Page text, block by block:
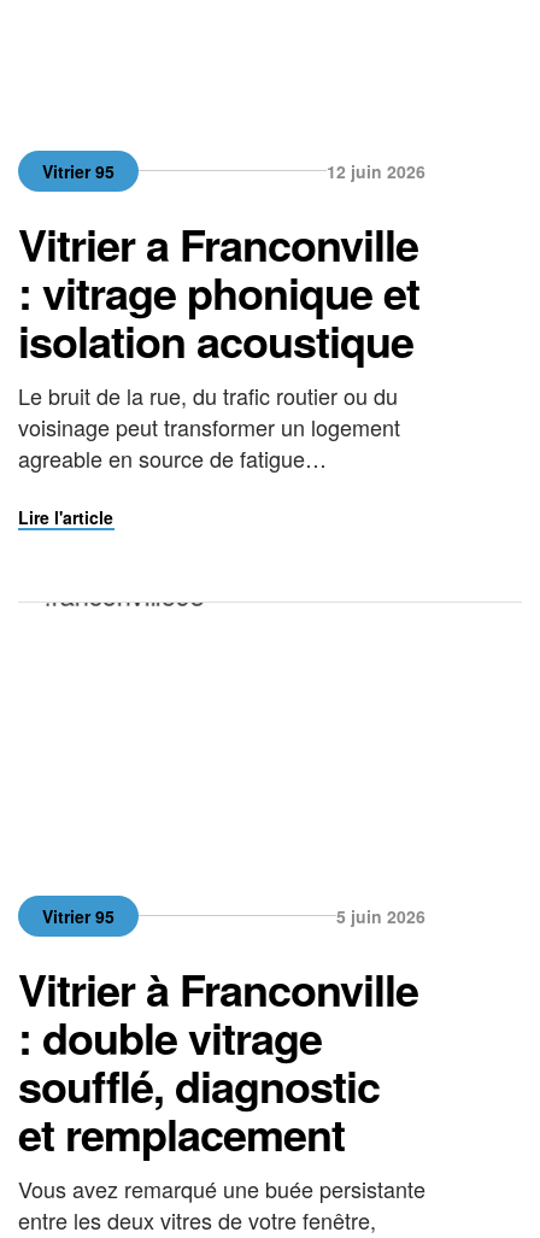
Vitrier 95 12 juin 2026
Vitrier a Franconville
: vitrage phonique et
isolation acoustique
Le bruit de la rue, du trafic routier ou du
voisinage peut transformer un logement
agreable en source de fatigue
et la plus durable reste la pose d’un
verre et du vitrage en Val-d’Oise (95), La
Lire l'article
Vitrier 95 5 juin 2026
Vitrier à Franconville
: double vitrage
soufflé, diagnostic
et remplacement
Vous avez remarqué une buée persistante
entre les deux vitres de votre fenêtre,